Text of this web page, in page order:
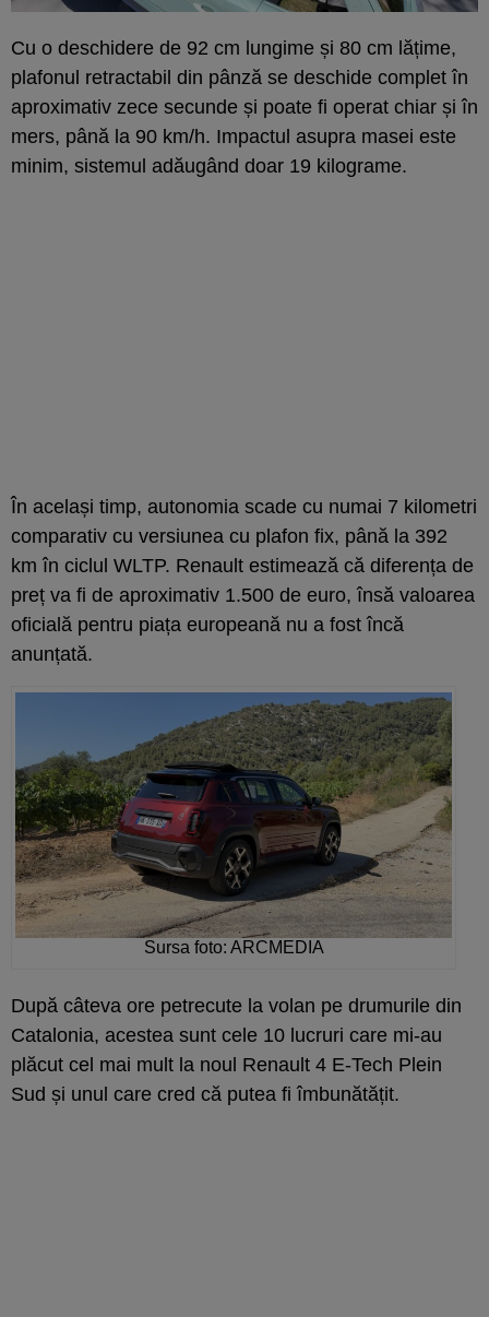
Cu o deschidere de 92 cm lungime și 80 cm lățime,
plafonul retractabil din pânză se deschide complet în
aproximativ zece secunde și poate fi operat chiar și în
mers, până la 90 km/h. Impactul asupra masei este
minim, sistemul adăugând doar 19 kilograme.
În același timp, autonomia scade cu numai 7 kilometri
comparativ cu versiunea cu plafon fix, până la 392
km în ciclul WLTP. Renault estimează că diferența de
preț va fi de aproximativ 1.500 de euro, însă valoarea
oficială pentru piața europeană nu a fost încă
anunțată.
Sursa foto: ARCMEDIA
După câteva ore petrecute la volan pe drumurile din
Catalonia, acestea sunt cele 10 lucruri care mi-au
plăcut cel mai mult la noul Renault 4 E-Tech Plein
Sud și unul care cred că putea fi îmbunătățit.